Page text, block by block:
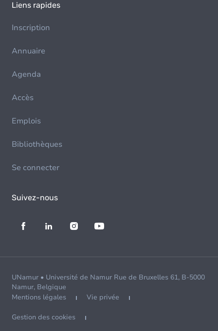
Liens rapides
Inscription
Annuaire
Agenda
Accès
Emplois
Bibliothèques
Se connecter
Suivez-nous
UNamur • Université de Namur Rue de Bruxelles 61, B-5000
Namur, Belgique
Mentions légales
Vie privée
Gestion des cookies